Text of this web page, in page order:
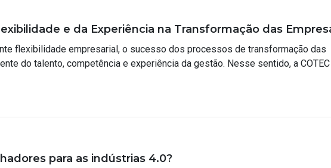
e da Experiência na Transformação das
flexibilidade empresarial, o sucesso dos processos de transformação das
do talento, competência e experiência da gestão. Nesse sentido, a COTEC
para as indústrias 4.0?